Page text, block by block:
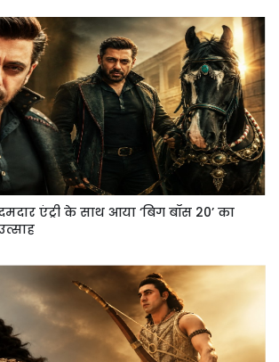
एंट्री के साथ आया ‘बिग बॉस 20’ का